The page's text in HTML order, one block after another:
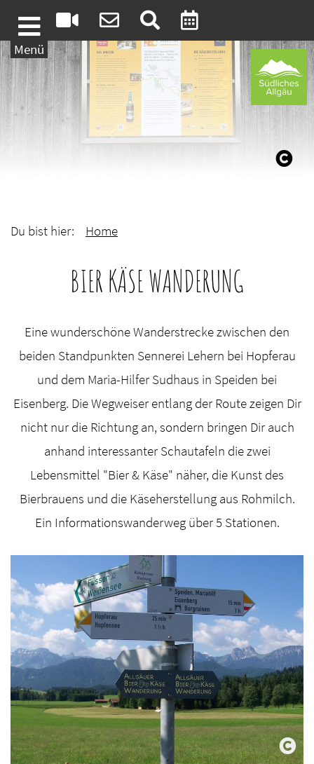
Weiter zum Inhalt
Menü
Du bist hier: Home
BIER KÄSE WANDERUNG
Eine wunderschöne Wanderstrecke zwischen den
beiden Standpunkten Sennerei Lehern bei Hopferau
und dem Maria-Hilfer Sudhaus in Speiden bei
Eisenberg. Die Wegweiser entlang der Route zeigen Dir
nicht nur die Richtung an, sondern bringen Dir auch
anhand interessanter Schautafeln die zwei
Lebensmittel "Bier & Käse" näher, die Kunst des
Bierbrauens und die Käseherstellung aus Rohmilch.
Ein Informationswanderweg über 5 Stationen.